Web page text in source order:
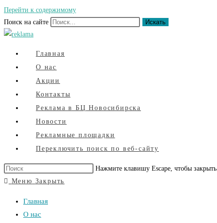
Перейти к содержимому
Поиск на сайте
Искать
Главная
О нас
Акции
Контакты
Реклама в БЦ Новосибирска
Новости
Рекламные площадки
Переключить поиск по веб-сайту
Нажмите клавишу Escape, чтобы
Меню Закрыть
Главная
О нас